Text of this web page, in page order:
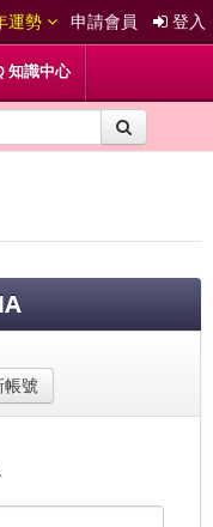
運勢 申請會員 登入
知識中心
帳號